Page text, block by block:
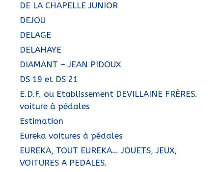
DE LA CHAPELLE JUNIOR
DEJOU
DELAGE
DELAHAYE
DIAMANT – JEAN PIDOUX
DS 19 et DS 21
E.D.F. ou Etablissement DEVILLAINE FRÈRES.
voiture à pédales
Estimation
Eureka voitures à pédales
EUREKA, TOUT EUREKA… JOUETS, JEUX,
VOITURES A PEDALES.